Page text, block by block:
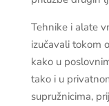
Tehnike i alate
izučavali tokom
kako u
tako i u
supružnicima,